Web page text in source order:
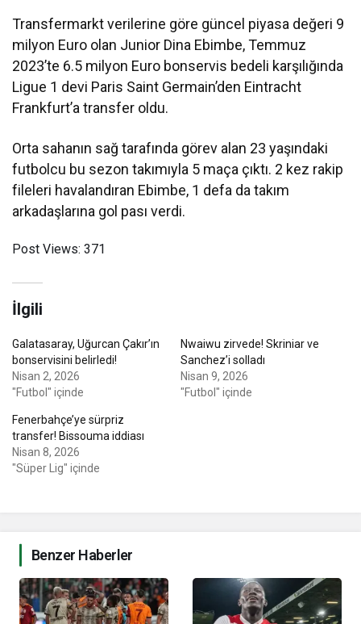
Transfermarkt verilerine göre güncel piyasa değeri 9
milyon Euro olan Junior Dina Ebimbe, Temmuz
2023’te 6.5 milyon Euro bonservis bedeli karşılığında
Ligue 1 devi Paris Saint Germain’den Eintracht
Frankfurt’a transfer oldu.
Orta sahanın sağ tarafında görev alan 23 yaşındaki
futbolcu bu sezon takımıyla 5 maça çıktı. 2 kez rakip
fileleri havalandıran Ebimbe, 1 defa da takım
arkadaşlarına gol pası verdi.
Post Views: 371
İlgili
Galatasaray, Uğurcan Çakır’ın
bonservisini belirledi!
Nisan 2, 2026
"Futbol" içinde
Nwaiwu zirvede! Skriniar ve
Sanchez’i solladı
Nisan 9, 2026
"Futbol" içinde
Fenerbahçe’ye sürpriz
transfer! Bissouma iddiası
Nisan 8, 2026
"Süper Lig" içinde
Benzer Haberler